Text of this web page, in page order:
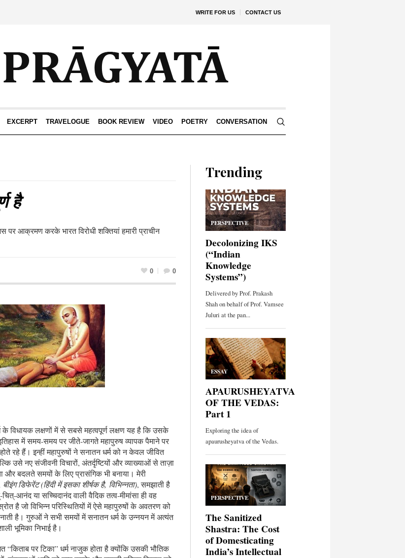
WRITE FOR US CONTACT US
EXCERPT TRAVELOGUE BOOK REVIEW VIDEO POETRY CONVERSATION
है
पर आक्रमण करके भारत विरोधी शक्तियां हमारी प्राचीन
0 0
के विधायक लक्षणों में से सबसे महत्वपूर्ण लक्षण यह है कि उसके
में समय-समय पर जीते-जागते महापुरुष व्यापक पैमाने पर
रहे हैं। इन्हीं महापुरुषों ने सनातन धर्म को न केवल जीवित
उसे नए संजीवनी विचारों, अंतर्दृष्टियों और व्याख्याओं से ताज़ा
और बदलते समयों के लिए प्रासंगिक भी बनाया। मेरी
बीइंग डिफेरेंट (हिंदी में इसका शीर्षक है, विभिन्नता), समझाती है
आनंद या सच्चिदानंद वाली वैदिक तत्व-मीमांसा ही वह
है जो विभिन्न परिस्थितियों में ऐसे महापुरुषों के अवतरण को
है। गुरुओं ने सभी समयों में सनातन धर्म के उन्नयन में अत्यंत
भूमिका निभाई है।
“किताब पर टिका” धर्म नाजुक होता है क्योंकि उसकी भौतिक
Trending